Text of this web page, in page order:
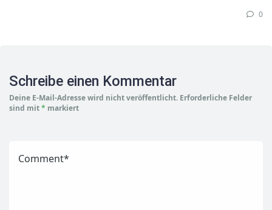
0
Schreibe einen Kommentar
Deine E-Mail-Adresse wird nicht veröffentlicht. Erforderliche Felder
sind mit* markiert